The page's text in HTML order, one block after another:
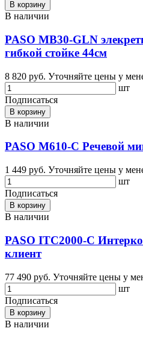
В корзину
В наличии
PASO MB30-GLN
гибкой стойке 44см
8 820 руб. Уточняйте цены у
шт
Подписаться
В корзину
В наличии
PASO M610-C Речевой
1 449 руб. Уточняйте цены у
шт
Подписаться
В корзину
В наличии
PASO ITC2000-C
клиент
77 490 руб. Уточняйте цены у
шт
Подписаться
В корзину
В наличии